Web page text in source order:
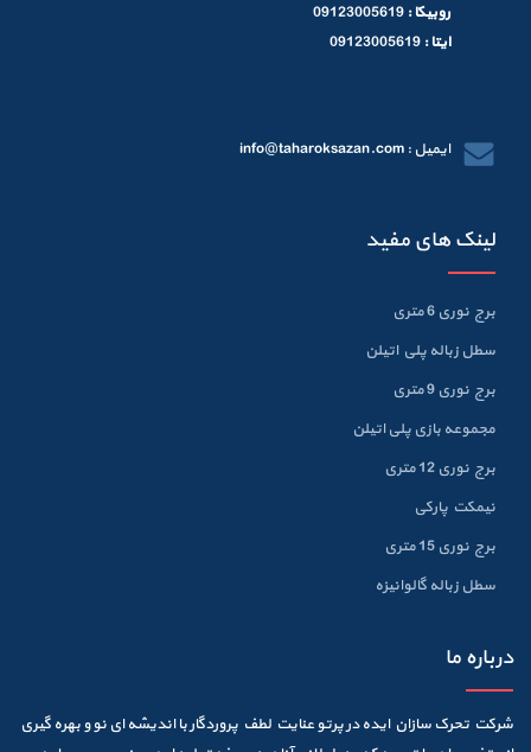
روبیکا : 09123005619
ایتا : 09123005619
ایمیل : info@taharoksazan.com
لینک های مفید
برج نوری 6 متری
سطل زباله پلي اتيلن
برج نوری 9 متری
مجموعه بازی پلی اتیلن
برج نوری 12 متری
نیمکت پارکی
برج نوری 15 متری
سطل زباله گالوانيزه
درباره ما
شرکت تحرک سازان ایده در پرتو عنایت لطف پروردگار با اندیشه ای نو و بهره گیری